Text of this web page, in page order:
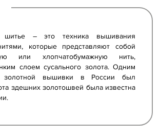
шитье – это техника вышивания
которые представляют собой
или хлопчатобумажную нить,
слоем сусального золота. Одним
золотной вышивки в России был
здешних золотошвей была известна